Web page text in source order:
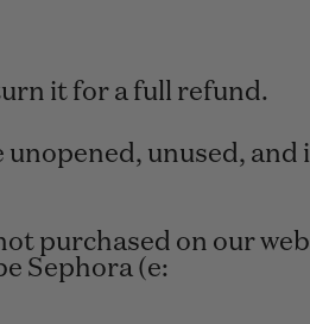
it for a full refund.
unused,
purchased on our
Sephora (e: